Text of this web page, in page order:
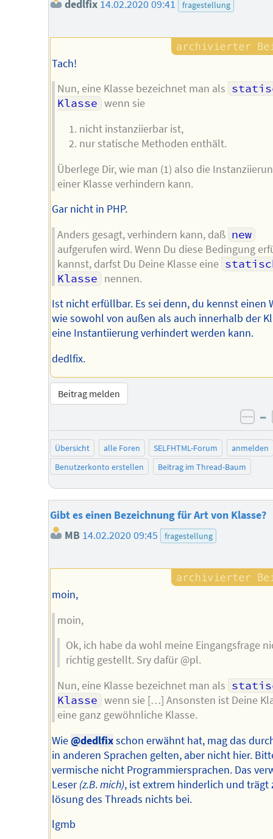
dedlfix 14.02.2020 09:41 fragestellung
Tach!
Nun, eine Klasse bezeichnet man als
Klasse wenn sie
nicht instanziierbar ist,
nur statische Methoden enthält.
Überlege Dir, wie man (1) also die
einer Klasse verhindern kann.
Gar nicht in PHP.
Anders gesagt, verhindern kann, daß new
aufgerufen wird. Wenn Du diese Bedingung
kannst, darfst Du Deine Klasse eine
Klasse nennen.
Ist nicht erfüllbar. Es sei denn, du kennst einen
wie sowohl von außen als auch innerhalb der
eine Instantiierung verhindert werden kann.
dedlfix.
Beitrag melden
–
Übersicht alle Foren SELFHTML-Forum
anmelden
Benutzerkonto erstellen
Beitrag im Thread-Baum
Gibt es einen Bezeichnung für Art von Klasse?
MB 14.02.2020 09:45 fragestellung
moin,
moin,
Ok, ich habe da wohl meine Eingangsfrage
richtig gestellt. Sry dafür @pl.
Nun, eine Klasse bezeichnet man als
Klasse wenn sie […] Ansonsten ist Deine
eine ganz gewöhnliche Klasse.
Wie@dedlfixschon erwähnt hat, mag das
in anderen Sprachen gelten, aber nicht hier.
vermische nicht Programmiersprachen. Das
Leser(z.B. mich), ist extrem hinderlich und trägt
lösung des Threads nichts bei.
lgmb